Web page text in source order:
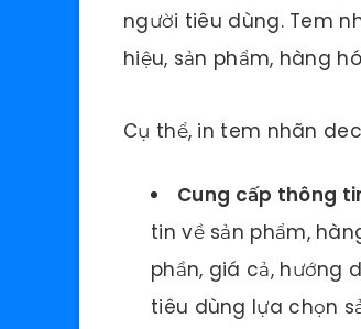
người tiêu dùng. Tem
hiệu, sản phẩm, hàng
Cụ thể, in tem nhãn
Cung cấp thông
tin về sản phẩm,
phần, giá cả, hướng
tiêu dùng lựa chọn